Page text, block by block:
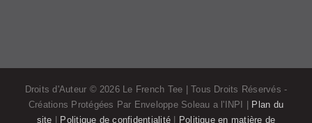
Droits d'Auteur © 2026 Le French Tee | Tous Droits Réservés -
Créations Protégées Par Enveloppe Soleau a l'INPI | Plan du
site | Politique de confidentialité | Politique en matière de